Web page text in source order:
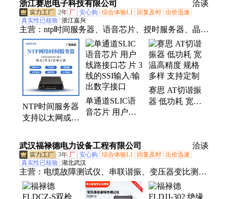
浙江赛思电子科技有限公司 洽谈
2年 厂 安心购 综合体验L1 回复及时 出价迅速
真实性已核验 浙江嘉兴
主营： ntp时间服务器、语音芯片、授时服务器、晶
振、时钟芯片、时钟系统、授时安全防护装置、原子
钟、授时板卡
NTP时间服务器
支持以太网或令
播时间功能
单通道SLIC语
音芯片 用户线
数字接口
赛思 AT切谐振
器 低功耗 宽温
武汉福禄德电力设备工程有限公司 洽谈
3年 厂 安心购 综合体验L1 回复及时 出价迅速
真实性已核验 湖北武汉
主营： 电缆故障测试仪、串联谐振、变压器变比测试
仪、高压试验设备、互感器综合测试仪